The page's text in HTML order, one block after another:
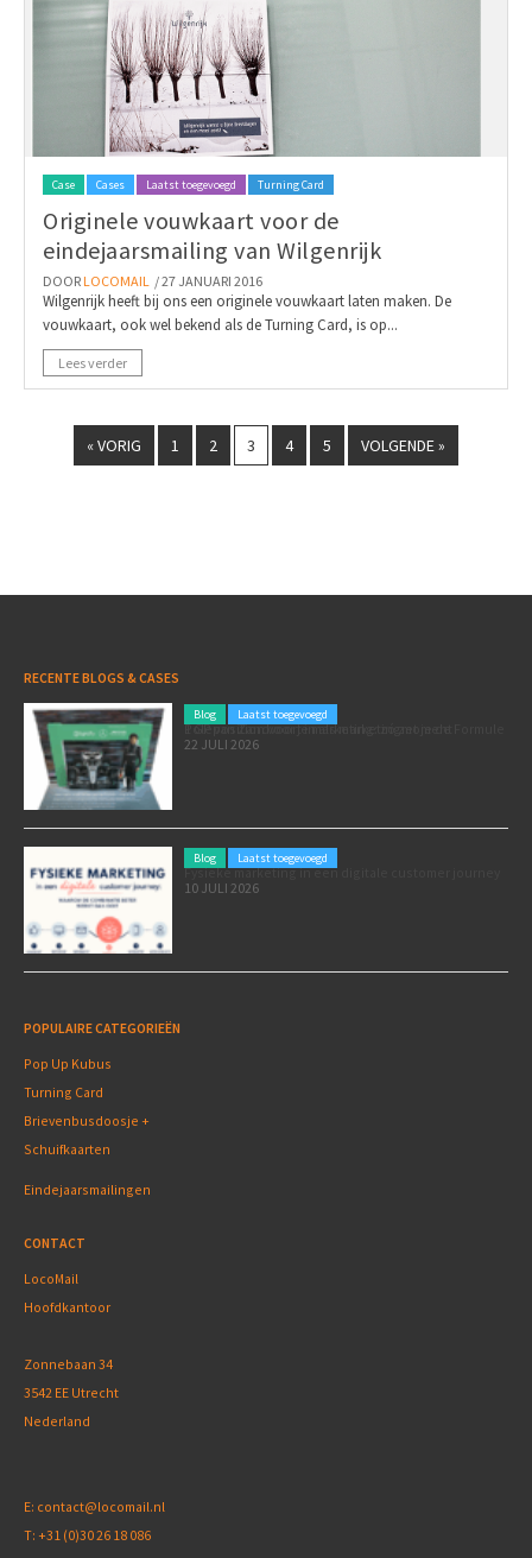
Case Cases Laatst toegevoegd Turning Card
Originele vouwkaart voor de
eindejaarsmailing van Wilgenrijk
DOOR LOCOMAIL / 27 JANUARI 2016
Wilgenrijk heeft bij ons een originele vouwkaart laten maken. De
vouwkaart, ook wel bekend als de Turning Card, is op...
Lees verder
« VORIG 1 2 3 4 5 VOLGENDE »
RECENTE BLOGS & CASES
Blog Laatst toegevoegd
Poleposition voor je marketing: zó zet je de Formule 1 GP van Zandvoort in als marketingmoment
22 JULI 2026
Blog Laatst toegevoegd
Fysieke marketing in een digitale customer journey
10 JULI 2026
POPULAIRE CATEGORIEËN
Pop Up Kubus
Turning Card
Brievenbusdoosje +
Schuifkaarten
Eindejaarsmailingen
CONTACT
LocoMail
Hoofdkantoor
Zonnebaan 34
3542 EE Utrecht
Nederland
E: contact@locomail.nl
T: +31 (0)30 26 18 086